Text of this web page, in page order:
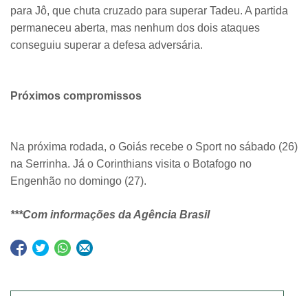
para Jô, que chuta cruzado para superar Tadeu. A partida
permaneceu aberta, mas nenhum dos dois ataques
conseguiu superar a defesa adversária.
Próximos compromissos
Na próxima rodada, o Goiás recebe o Sport no sábado (26)
na Serrinha. Já o Corinthians visita o Botafogo no
Engenhão no domingo (27).
***Com informações da Agência Brasil
Navegação